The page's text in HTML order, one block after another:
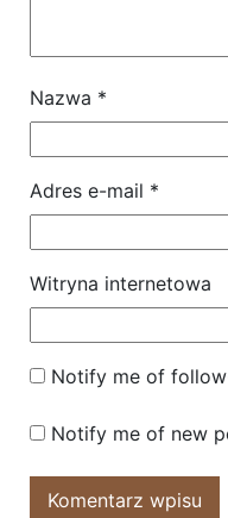
Nazwa *
Adres e-mail *
Witryna internetowa
Notify me of
Notify me of new